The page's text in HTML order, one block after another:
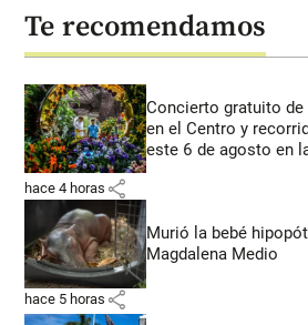
Te recomendamos
Concierto gratuito
en el Centro y
este 6 de agosto en
hace 4 horas share
Murió la bebé
Magdalena Medio
hace 5 horas share